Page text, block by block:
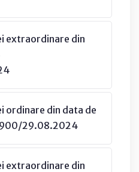
extraordinare din
ordinare din data de
29.08.2024
extraordinare din